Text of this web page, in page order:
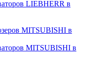
LIEBHERR в
MITSUBISHI в
MITSUBISHI в